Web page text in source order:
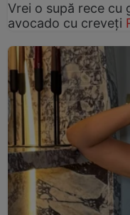
Vrei o supă rece cu
avocado cu creveți